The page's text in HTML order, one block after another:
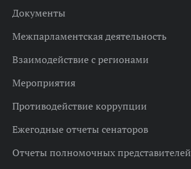
Документы
Межпарламентская деятельность
Взаимодействие с регионами
Мероприятия
Противодействие коррупции
Ежегодные отчеты сенаторов
Отчеты полномочных представителей